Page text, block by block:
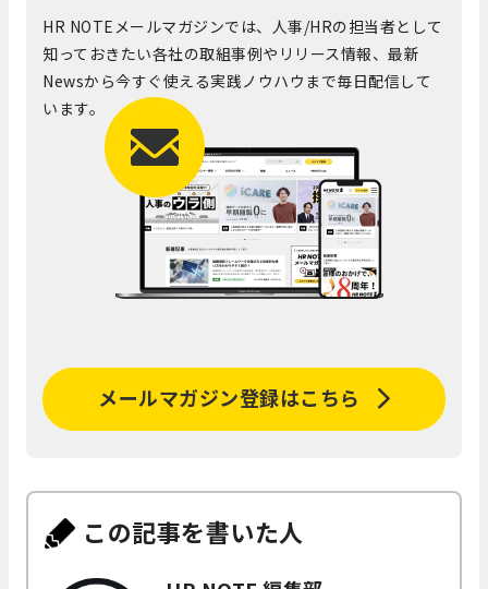
HR NOTEメールマガジンでは、人事/HRの担当者として
知っておきたい各社の取組事例やリリース情報、最新
Newsから今すぐ使える実践ノウハウまで毎日配信して
います。
メールマガジン登録はこちら
この記事を書いた人